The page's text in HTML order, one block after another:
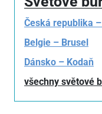
Česká republika
Belgie – Brusel
Dánsko – Kodaň
všechny světové